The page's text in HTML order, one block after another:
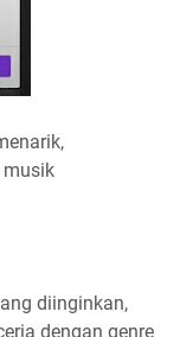
diinginkan,
dengan genre